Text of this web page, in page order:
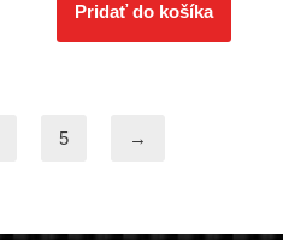
Pridať do košíka
5 →